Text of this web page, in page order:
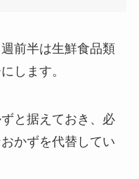
前半は生鮮食品類
します。
と据えておき、必
かずを代替してい